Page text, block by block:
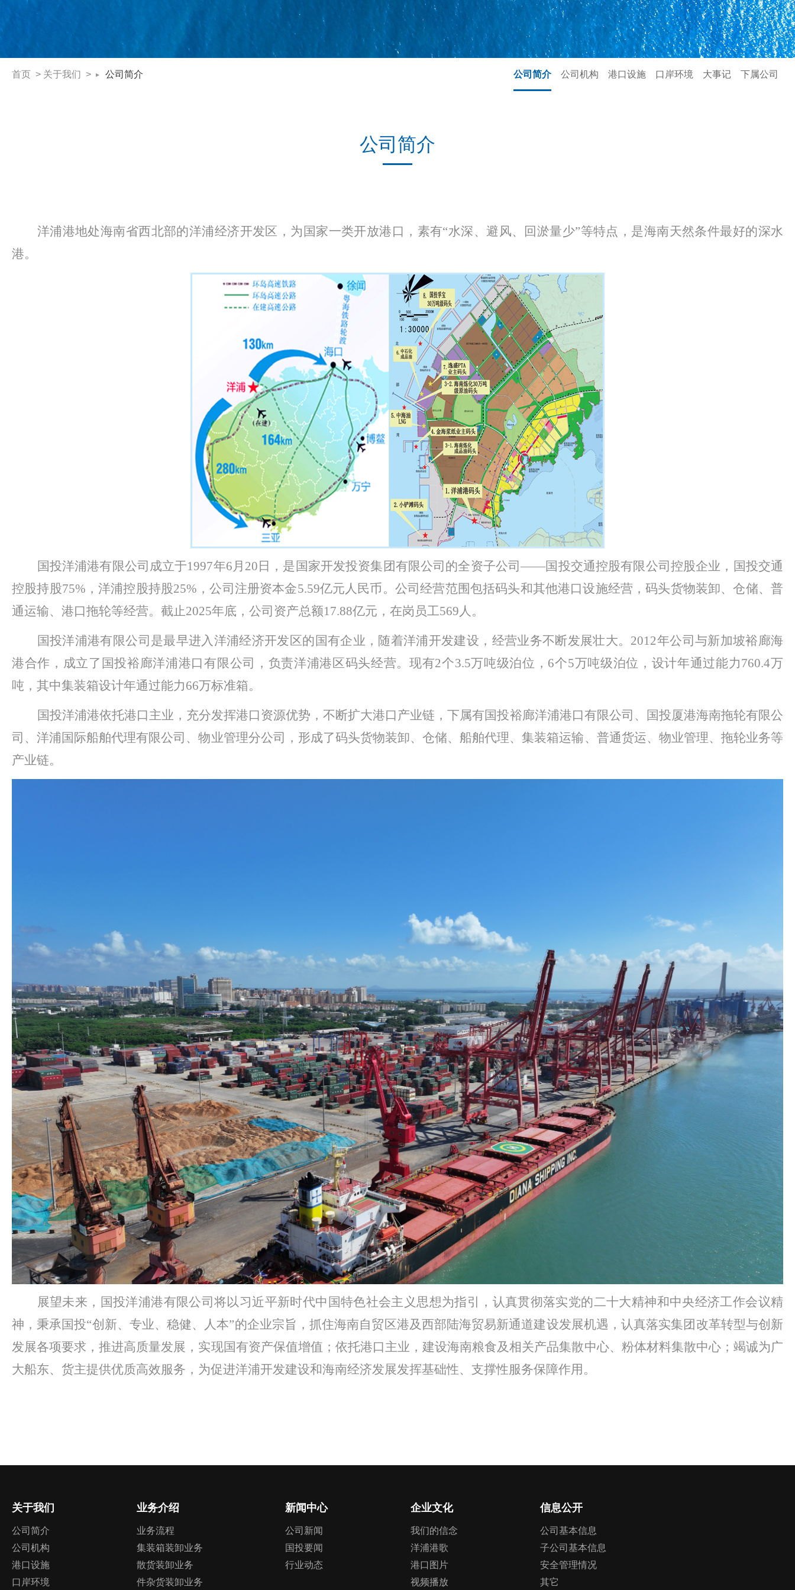
首页 > 关于我们 > 公司简介 公司简介 公司机构 港口设施 口岸环境 大事记 下属公司
公司简介
洋浦港地处海南省西北部的洋浦经济开发区，为国家一类开放港口，素有“水深、避风、回淤量少”等特点，是海南天然条件最好的深水
港。
国投洋浦港有限公司成立于1997年6月20日，是国家开发投资集团有限公司的全资子公司——国投交通控股有限公司控股企业，国投交通
控股持股75%，洋浦控股持股25%，公司注册资本金5.59亿元人民币。公司经营范围包括码头和其他港口设施经营，码头货物装卸、仓储、普
通运输、港口拖轮等经营。截止2025年底，公司资产总额17.88亿元，在岗员工569人。
国投洋浦港有限公司是最早进入洋浦经济开发区的国有企业，随着洋浦开发建设，经营业务不断发展壮大。 2012年公司与新加坡裕廊海
港合作，成立了国投裕廊洋浦港口有限公司，负责洋浦港区码头经营。现有2个3.5万吨级泊位，6个5万吨级泊位，设计年通过能力760.4万
吨，其中集装箱设计年通过能力66万标准箱。
国投洋浦港依托港口主业，充分发挥港口资源优势，不断扩大港口产业链，下属有国投裕廊洋浦港口有限公司、国投厦港海南拖轮有限公
司、洋浦国际船舶代理有限公司、物业管理分公司，形成了码头货物装卸、仓储、船舶代理、集装箱运输、普通货运、物业管理、拖轮业务等
产业链。
展望未来，国投洋浦港有限公司将以习近平新时代中国特色社会主义思想为指引，认真贯彻落实党的二十大精神和中央经济工作会议精
神，秉承国投“创新、专业、稳健、人本”的企业宗旨，抓住海南自贸区港及西部陆海贸易新通道建设发展机遇，认真落实集团改革转型与创新
发展各项要求，推进高质量发展，实现国有资产保值增值；依托港口主业，建设海南粮食及相关产品集散中心、粉体材料集散中心；竭诚为广
大船东、货主提供优质高效服务，为促进洋浦开发建设和海南经济发展发挥基础性、支撑性服务保障作用。
关于我们
公司简介
公司机构
港口设施
口岸环境
业务介绍
业务流程
集装箱装卸业务
散货装卸业务
件杂货装卸业务
新闻中心
公司新闻
国投要闻
行业动态
企业文化
我们的信念
洋浦港歌
港口图片
视频播放
信息公开
公司基本信息
子公司基本信息
安全管理情况
其它